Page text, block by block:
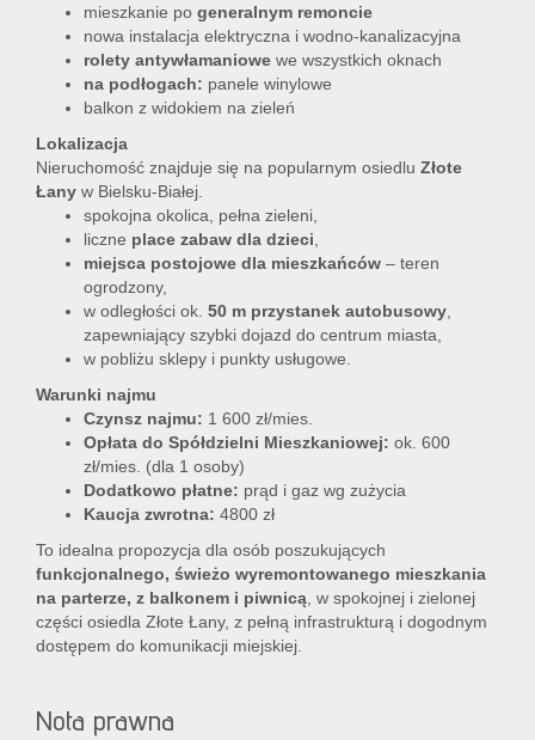
mieszkanie po generalnym remoncie
nowa instalacja elektryczna i wodno-kanalizacyjna
rolety antywłamaniowe we wszystkich oknach
na podłogach: panele winylowe
balkon z widokiem na zieleń
Lokalizacja
Nieruchomość znajduje się na popularnym osiedlu Złote
Łany w Bielsku-Białej.
spokojna okolica, pełna zieleni,
liczne place zabaw dla dzieci,
miejsca postojowe dla mieszkańców – teren
ogrodzony,
w odległości ok. 50 m przystanek autobusowy,
zapewniający szybki dojazd do centrum miasta,
w pobliżu sklepy i punkty usługowe.
Warunki najmu
Czynsz najmu: 1 600 zł/mies.
Opłata do Spółdzielni Mieszkaniowej: ok. 600
zł/mies. (dla 1 osoby)
Dodatkowo płatne: prąd i gaz wg zużycia
Kaucja zwrotna: 4800 zł
To idealna propozycja dla osób poszukujących
funkcjonalnego, świeżo wyremontowanego mieszkania
na parterze, z balkonem i piwnicą, w spokojnej i zielonej
części osiedla Złote Łany, z pełną infrastrukturą i dogodnym
dostępem do komunikacji miejskiej.
Nota prawna